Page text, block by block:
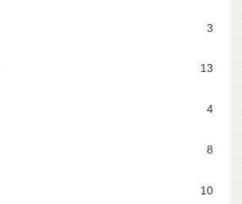
3
13
4
8
10